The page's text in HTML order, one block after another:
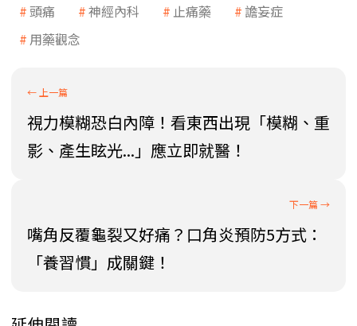
頭痛 神經內科 止痛藥
譫妄症
用藥觀念
視力模糊恐白內障！看東西出現「模糊、重
影、產生眩光...」應立即就醫！
嘴角反覆龜裂又好痛？口角炎預防5方式：
「養習慣」成關鍵！